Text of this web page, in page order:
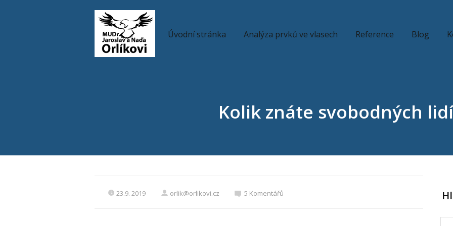
Úvodní stránka Analýza prvků ve vlasech Reference Blog
Kolik znáte svobodných
23.9. 2019 orlik@orlikovi.cz 5 Komentářů